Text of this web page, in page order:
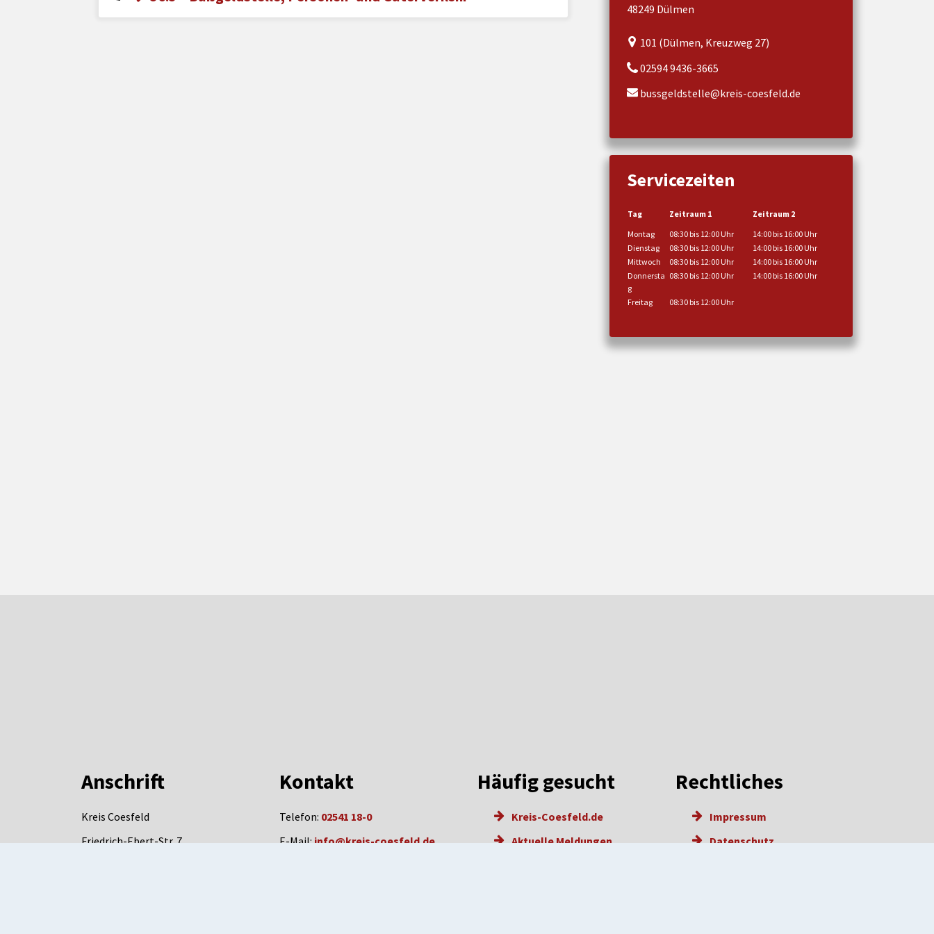
48249 Dülmen
101 (Dülmen, Kreuzweg 27)
02594 9436-3665
bussgeldstelle@kreis-coesfeld.de
Servicezeiten
Tag Zeitraum 1
Zeitraum 2
Montag
08:30 bis 12:00 Uhr
14:00 bis 16:00 Uhr
Dienstag
08:30 bis 12:00 Uhr
14:00 bis 16:00 Uhr
Mittwoch
08:30 bis 12:00 Uhr
14:00 bis 16:00 Uhr
Donnersta
g
08:30 bis 12:00 Uhr 14:00 bis 16:00 Uhr
Freitag 08:30 bis 12:00 Uhr
Anschrift
Kreis Coesfeld
Friedrich-Ebert-Str. 7
Kontakt
Telefon: 02541 18-0
E-Mail:info@kreis-coesfeld.de
Häufig gesucht
Kreis-Coesfeld.de
Aktuelle Meldungen
Rechtliches
Impressum
Datenschutz